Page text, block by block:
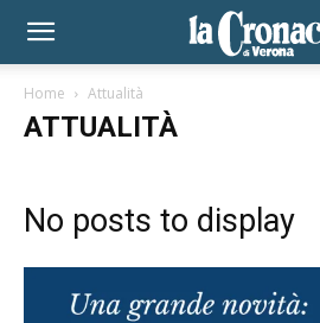
Home Attualità
ATTUALITÀ
No posts to display